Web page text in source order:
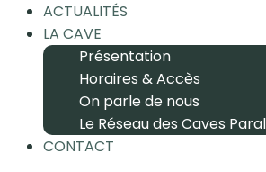
ACTUALITÉS
LA CAVE
Présentation
Horaires & Accès
On parle de nous
Le Réseau des Caves
CONTACT